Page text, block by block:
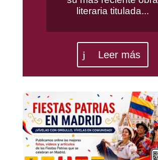
literaria titulada...
Leer más